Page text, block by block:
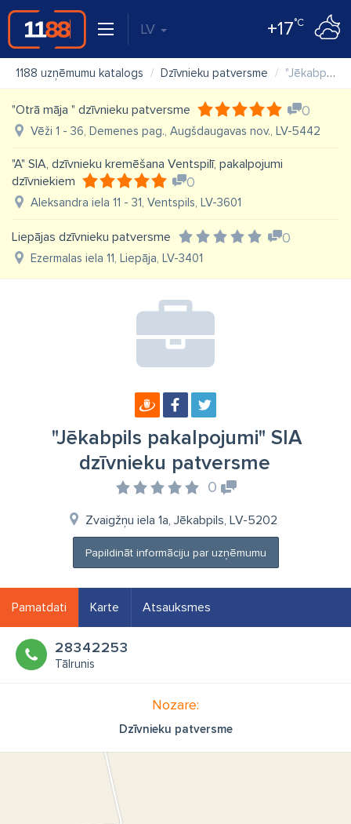
LV +17°C
1188 uzņēmumu katalogs Dzīvnieku patversme "Jēkabpils pakalpojumi" SIA dzīvnieku patversme
"Otrā māja " dzīvnieku patversme 0
Vēži 1 - 36, Demenes pag., Augšdaugavas nov., LV-5442
"A" SIA, dzīvnieku kremēšana Ventspilī, pakalpojumi
dzīvniekiem
0
Aleksandra iela 11 - 31, Ventspils, LV-3601
Liepājas dzīvnieku patversme 0
Ezermalas iela 11, Liepāja, LV-3401
"Jēkabpils pakalpojumi" SIA
dzīvnieku patversme
0
Zvaigžņu iela 1a, Jēkabpils, LV-5202
Papildināt informāciju par uzņēmumu
Pamatdati Karte Atsauksmes
28342253
Tālrunis
Nozare:
Dzīvnieku patversme